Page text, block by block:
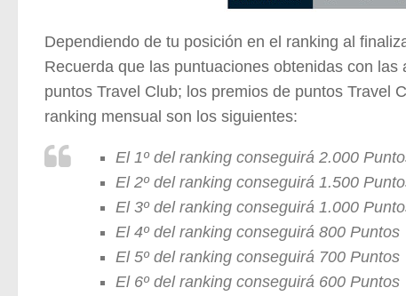
Dependiendo de tu posición en el ranking al
Recuerda que las puntuaciones obtenidas con
puntos Travel Club; los premios de puntos Travel
ranking mensual son los siguientes:
El 1º del ranking conseguirá 2.000
El 2º del ranking conseguirá 1.500
El 3º del ranking conseguirá 1.000
El 4º del ranking conseguirá 800 Puntos
El 5º del ranking conseguirá 700 Puntos
El 6º del ranking conseguirá 600 Puntos